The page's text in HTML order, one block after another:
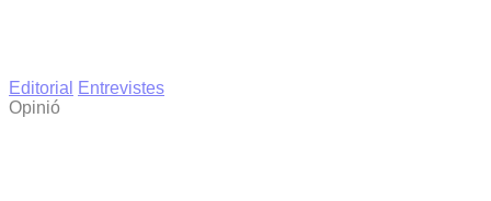
Editorial
Entrevistes
Opinió